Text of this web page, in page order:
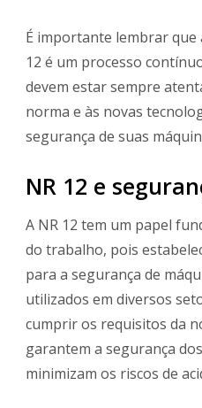
É importante lembrar que
12 é um processo
devem estar sempre
norma e às novas
segurança de suas
NR 12 e
A NR 12 tem um papel
do trabalho, pois
para a segurança de
utilizados em diversos
cumprir os requisitos da
garantem a segurança
minimizam os riscos de